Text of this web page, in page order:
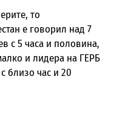
то
е говорил над 7
с 5 часа и половина,
и лидера на ГЕРБ
близо час и 20